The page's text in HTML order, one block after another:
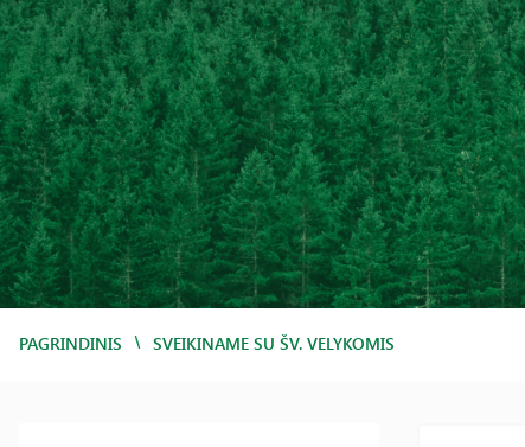
PAGRINDINIS / SVEIKINAME SU ŠV. VELYKOMIS